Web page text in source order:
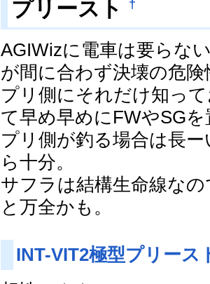
プリースト †
AGIWizに電車は要らな
が間に合わず決壊の危
プリ側にそれだけ知っ
て早め早めにFWやSG
プリ側が釣る場合は長
ら十分。
サフラは結構生命線な
と万全かも。
INT-VIT2極型プリース